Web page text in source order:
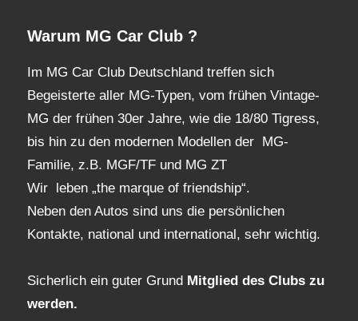
Warum MG Car Club ?
Im MG Car Club Deutschland treffen sich
Begeisterte aller MG-Typen, vom frühen Vintage-
MG der frühen 30er Jahre, wie die 18/80 Tigress,
bis hin zu den modernen Modellen der MG-
Familie, z.B. MGF/TF und MG ZT
Wir leben „the marque of friendship“.
Neben den Autos sind uns die persönlichen
Kontakte, national und international, sehr wichtig.
Sicherlich ein guter Grund Mitglied des Clubs zu
werden.